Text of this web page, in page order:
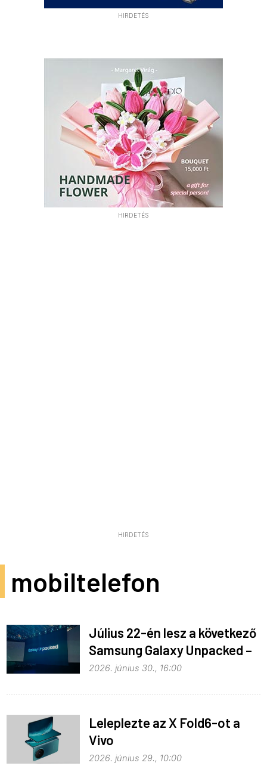
HIRDETÉS
HIRDETÉS
HIRDETÉS
mobiltelefon
Július 22-én lesz a következő
Samsung Galaxy Unpacked –
ez várható
2026. június 30., 16:00
Leleplezte az X Fold6-ot a
Vivo
2026. június 29., 10:00